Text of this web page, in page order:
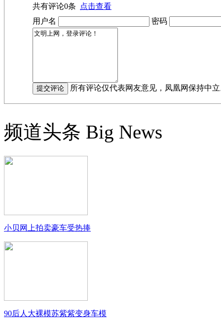
共有评论0条
点击查看
用户名
密码
所有评论仅代表网友意见，凤凰网保持中
频道头条 Big News
小贝网上拍卖豪车受热捧
90后人大裸模苏紫紫变身车模